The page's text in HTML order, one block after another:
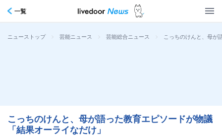
一覧
ニューストップ > 芸能ニュース > 芸能総合ニュース > こっちのけんと、母が
こっちのけんと、母が語った教育エピソードが物議
「結果オーライなだけ」